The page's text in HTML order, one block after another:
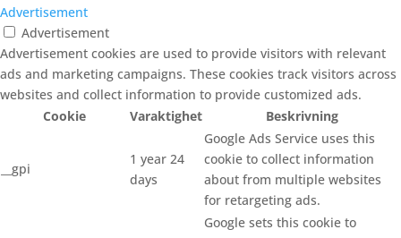
Advertisement
Advertisement
Advertisement cookies are used to provide visitors with relevant
ads and marketing campaigns. These cookies track visitors across
websites and collect information to provide customized ads.
Cookie
Varaktighet Beskrivning
__gpi
1 year 24
days
Google Ads Service uses this
cookie to collect information
about from multiple websites
for retargeting ads.
Google sets this cookie to